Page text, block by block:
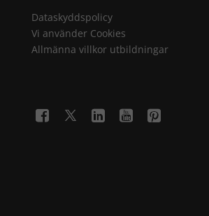
Dataskyddspolicy
Vi använder Cookies
Allmänna villkor utbildningar